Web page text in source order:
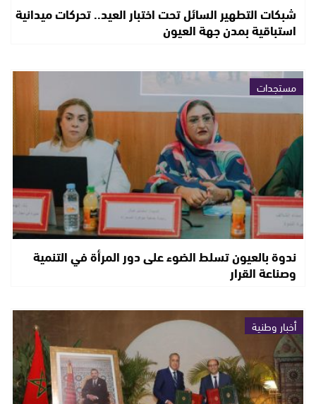
شبكات التطهير السائل تحت اختبار العيد.. تحركات ميدانية
استباقية بمدن جهة العيون
مستجدات
ندوة بالعيون تسلط الضوء على دور المرأة في التنمية
وصناعة القرار
أخبار وطنية